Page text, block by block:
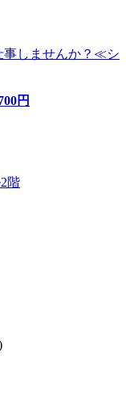
事しませんか？≪シ
円
階